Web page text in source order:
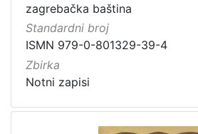
zagrebačka baština
Standardni broj
ISMN 979-0-801329-39-4
Zbirka
Notni zapisi